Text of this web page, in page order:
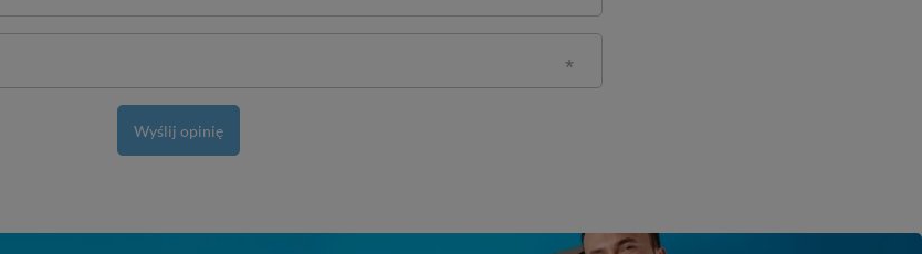
Wyślij opinię